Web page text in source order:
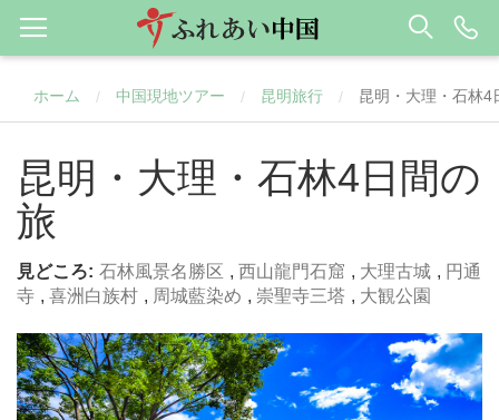
ホーム / 中国現地ツアー / 昆明旅行 / 昆明・大理・石林4
昆明・大理・石林4日間の
旅
見どころ: 石林風景名勝区 , 西山龍門石窟 , 大理古城 , 円通
寺 , 喜洲白族村 , 周城藍染め , 崇聖寺三塔 , 大観公園